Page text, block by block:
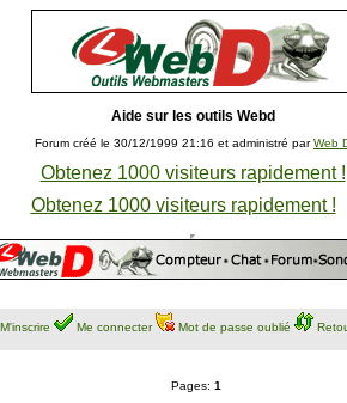
Aide sur les outils Webd
Forum créé le 30/12/1999 21:16 et administré parWeb
Obtenez 1000 visiteurs rapidement !
Obtenez 1000 visiteurs rapidement !
M'inscrire Me connecter Mot de passe oublié
Pages: 1